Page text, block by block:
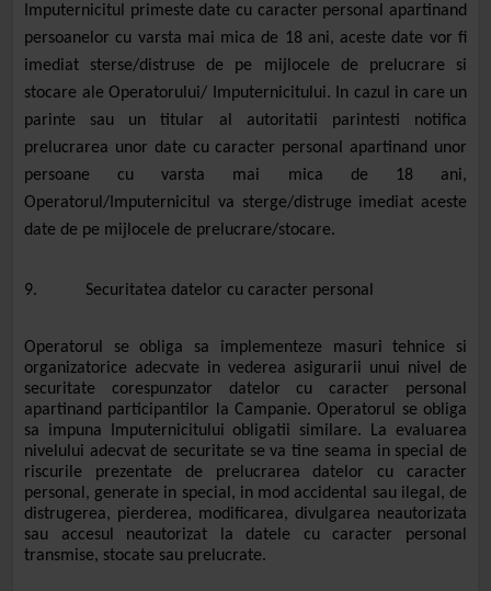
Imputernicitul primeste date cu caracter personal apartinand
persoanelor cu varsta mai mica de 18 ani, aceste date vor fi
imediat sterse/distruse de pe mijlocele de prelucrare si
stocare ale Operatorului/ Imputernicitului. In cazul in care un
parinte sau un titular al autoritatii parintesti notifica
prelucrarea unor date cu caracter personal apartinand unor
persoane cu varsta mai mica de 18 ani,
Operatorul/Imputernicitul va sterge/distruge imediat aceste
date de pe mijlocele de prelucrare/stocare.
9. Securitatea datelor cu caracter personal
Operatorul se obliga sa implementeze masuri tehnice si
organizatorice adecvate in vederea asigurarii unui nivel de
securitate corespunzator datelor cu caracter personal
apartinand participantilor la Campanie. Operatorul se obliga
sa impuna Imputernicitului obligatii similare. La evaluarea
nivelului adecvat de securitate se va tine seama in special de
riscurile prezentate de prelucrarea datelor cu caracter
personal, generate in special, in mod accidental sau ilegal, de
distrugerea, pierderea, modificarea, divulgarea neautorizata
sau accesul neautorizat la datele cu caracter personal
transmise, stocate sau prelucrate.